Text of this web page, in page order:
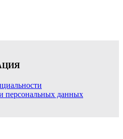
персональных данных